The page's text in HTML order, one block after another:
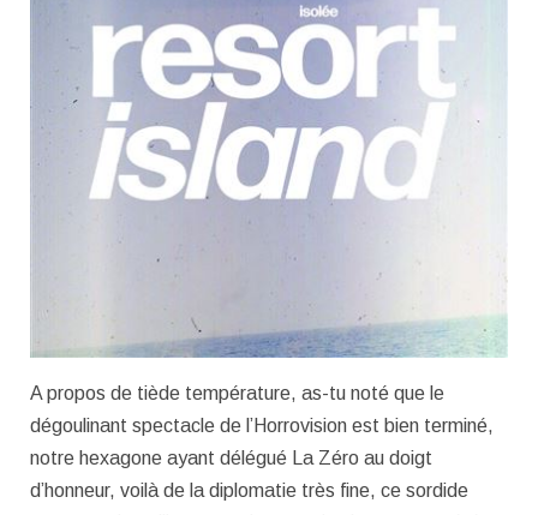
A propos de tiède température, as-tu noté que le
dégoulinant spectacle de l’Horrovision est bien terminé,
notre hexagone ayant délégué La Zéro au doigt
d’honneur, voilà de la diplomatie très fine, ce sordide